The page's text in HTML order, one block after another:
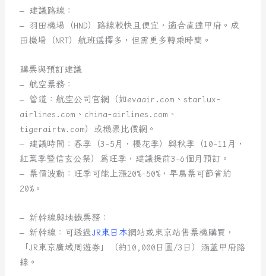
– 建議路線：
– 羽田機場（HND）路線較快且便宜，適合直達甲府。成
田機場（NRT）航班選擇多，但需更多轉乘時間。
購票與預訂建議
– 航空票務：
– 管道：航空公司官網（如evaair.com、starlux-
airlines.com、china-airlines.com、
tigerairtw.com）或機票比價網。
– 建議時間：春季（3-5月，櫻花季）與秋季（10-11月，
紅葉季暨信玄公祭）為旺季，建議提前3-6個月預訂。
– 票價波動：旺季可能上漲20%-50%，早鳥票可節省約
20%。
– 新幹線與地鐵票務：
– 新幹線：可透過JR東日本網站或東京站售票機購買，
「JR東京廣域周遊券」（約10,000日圓/3日）涵蓋甲府路
線。